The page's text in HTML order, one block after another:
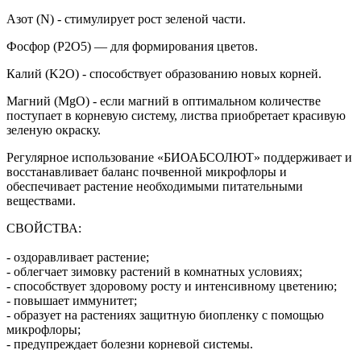
Азот (N) - стимулирует рост зеленой части.
Фосфор (P2O5) — для формирования цветов.
Калий (K2O) - способствует образованию новых корней.
Магний (MgO) - если магний в оптимальном количестве
поступает в корневую систему, листва приобретает красивую
зеленую окраску.
Регулярное использование «БИОАБСОЛЮТ» поддерживает и
восстанавливает баланс почвенной микрофлоры и
обеспечивает растение необходимыми питательными
веществами.
СВОЙСТВА:
- оздоравливает растение;
- облегчает зимовку растений в комнатных условиях;
- способствует здоровому росту и интенсивному цветению;
- повышает иммунитет;
- образует на растениях защитную биопленку с помощью
микрофлоры;
- предупреждает болезни корневой системы.